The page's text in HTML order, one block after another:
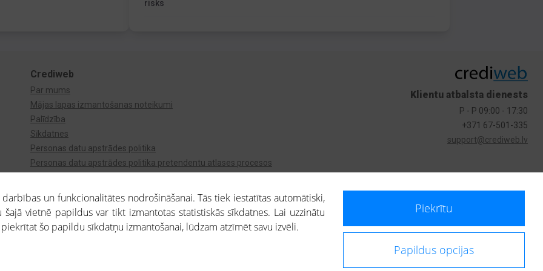
risks
Crediweb
Par mums
Mājas lapas izmantošanas noteikumi
Palīdzība
Sīkdatnes
Personas datu apstrādes politika
Personas datu apstrādes politika pretendentu atlases procesos
Klientu atbalsta dienests
P - P 09:00 - 17:30
+371 67-501-335
support@crediweb.lv
ietvaros saņemtajai informācijai ir uzziņas raksturs, un tai nav juridiska spēka. Portāla lietotājs, izmantojot portālā saņemto informāciju, ir atbildīgs par fizisko
un funkcionalitātes nodrošināšanai. Tās tiek iestatītas automātiski,
vietnē papildus var tikt izmantotas statistiskās sīkdatnes. Lai uzzinātu
piekrītat šo papildu sīkdatņu izmantošanai, lūdzam atzīmēt savu izvēli.
Piekrītu
Papildus opcijas